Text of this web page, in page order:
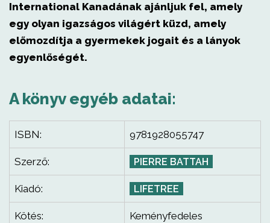
International Kanadának ajánljuk fel, amely
egy olyan igazságos világért küzd, amely
előmozdítja a gyermekek jogait és a lányok
egyenlőségét.
A könyv egyéb adatai:
ISBN: 9781928055747
Szerző: PIERRE BATTAH
Kiadó: LIFETREE
Kötés: Keményfedeles